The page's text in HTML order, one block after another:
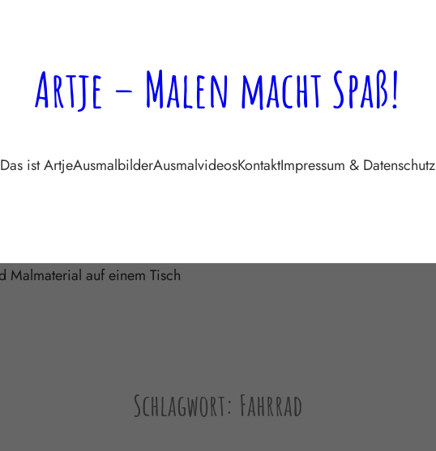
Artje – Malen macht Spaß!
Das ist ArtjeAusmalbilderAusmalvideosKontaktImpressum & Datenschutz
Schlagwort: Fahrrad